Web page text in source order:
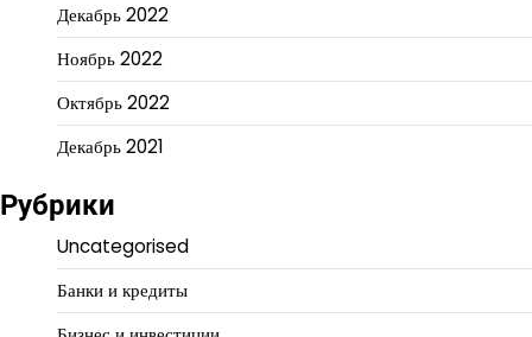
Декабрь 2022
Ноябрь 2022
Октябрь 2022
Декабрь 2021
Рубрики
Uncategorised
Банки и кредиты